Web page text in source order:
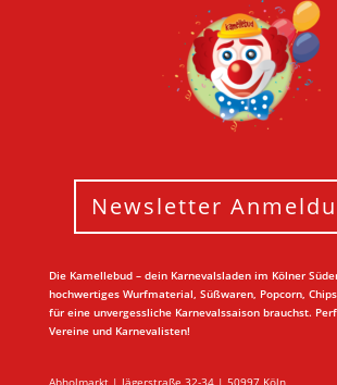
Newsletter
Die Kamellebud – dein Karnevalsladen im Kölner
hochwertiges Wurfmaterial, Süßwaren, Popcorn,
für eine unvergessliche Karnevalssaison brauchst.
Vereine und Karnevalisten!
Abholmarkt | Jägerstraße 32-34 | 50997 Köln